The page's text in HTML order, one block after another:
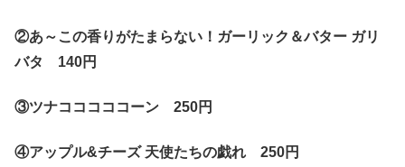
②あ～この香りがたまらない！ガーリック＆バター ガリ
バタ 140円
③ツナコココココーン 250円
④アップル&チーズ 天使たちの戯れ 250円